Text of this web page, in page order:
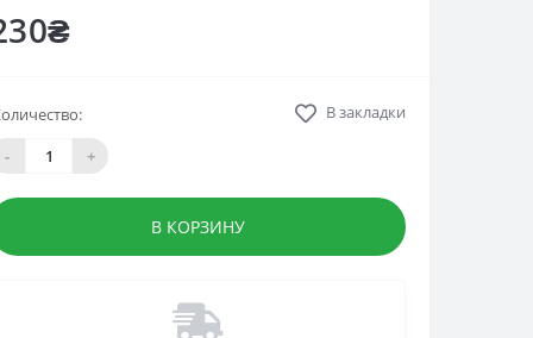
-
+
В закладки
В КОРЗИНУ